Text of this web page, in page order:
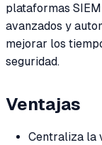
plataformas
avanzados y
mejorar los
seguridad.
Ventajas
Centraliza la